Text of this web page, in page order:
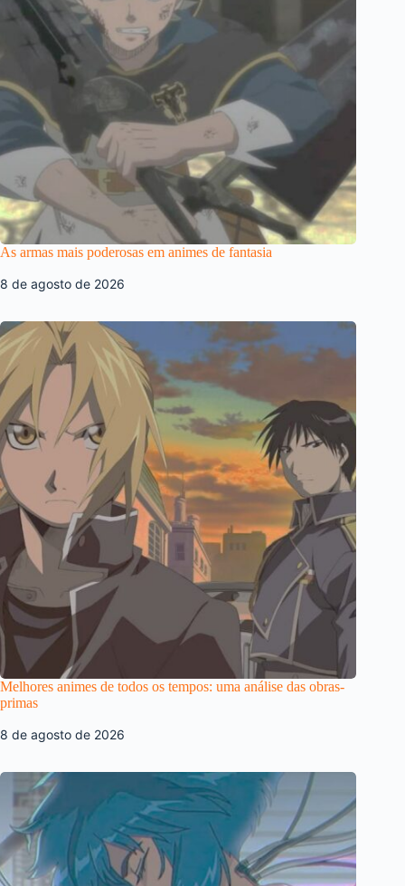
As armas mais poderosas em animes de fantasia
8 de agosto de 2026
Melhores animes de todos os tempos: uma análise das obras-
primas
8 de agosto de 2026